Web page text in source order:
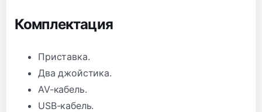
Комплектация
Приставка.
Два джойстика.
AV-кабель.
USB-кабель.